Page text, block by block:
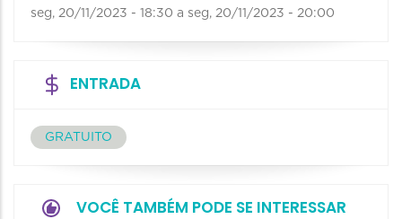
seg, 20/11/2023 - 18:30 a seg, 20/11/2023 - 20:00
ENTRADA
GRATUITO
VOCÊ TAMBÉM PODE SE INTERESSAR